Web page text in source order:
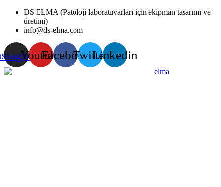
Skip
content
DS ELMA (Patoloji laboratuvarları için ekipman tasarımı ve
üretimi)
info@ds-elma.com
YoutubeFacebookTwitterLinkedin